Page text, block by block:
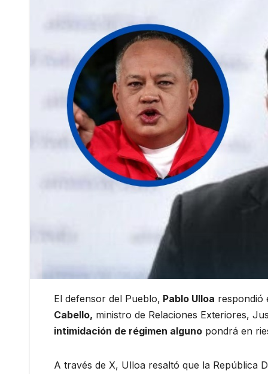
El defensor del Pueblo, Pablo Ulloa respondió
Cabello, ministro de Relaciones Exteriores,
intimidación de régimen alguno pondrá en
A través de X, Ulloa resaltó que la República